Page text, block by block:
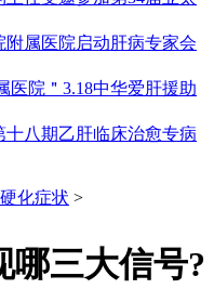
附属医院启动肝病专家会
医院＂3.18中华爱肝援助
八期乙肝临床治愈专病
化症状 >
哪三大信号?